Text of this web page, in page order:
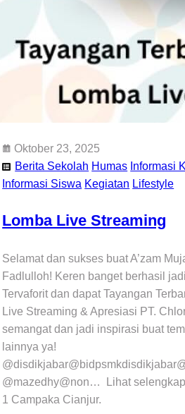
Oktober 23, 2025
Berita Sekolah Humas Informasi
Informasi Siswa Kegiatan Lifestyle
Lomba Live Streaming
Selamat dan sukses buat A’zam
Fadlulloh! Keren banget berhasil
Tervaforit dan dapat Tayangan
Live Streaming & Apresiasi PT.
semangat dan jadi inspirasi buat
lainnya ya!
@mazedhy@non… Lihat
1 Campaka Cianjur.